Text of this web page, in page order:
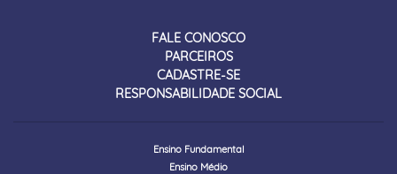
FALE CONOSCO
PARCEIROS
CADASTRE-SE
RESPONSABILIDADE SOCIAL
Ensino Fundamental
Ensino Médio